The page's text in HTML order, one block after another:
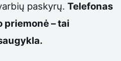
paskyrų. Telefonas
– tai